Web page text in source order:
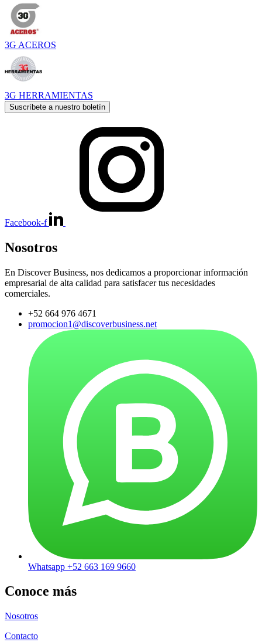
3G ACEROS
3G HERRAMIENTAS
Suscríbete a nuestro boletín
Facebook-f
Nosotros
En Discover Business, nos dedicamos a proporcionar información
empresarial de alta calidad para satisfacer tus necesidades
comerciales.
+52 664 976 4671
promocion1@discoverbusiness.net
Whatsapp +52 663 169 9660
Conoce más
Nosotros
Contacto